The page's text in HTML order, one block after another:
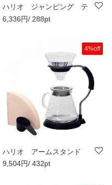
ハリオ ジャンピング テ
ィーポット JP..
6,336円/ 288pt
4%off
ハリオ アームスタンド
ガラスドリッパ..
9,504円/ 432pt